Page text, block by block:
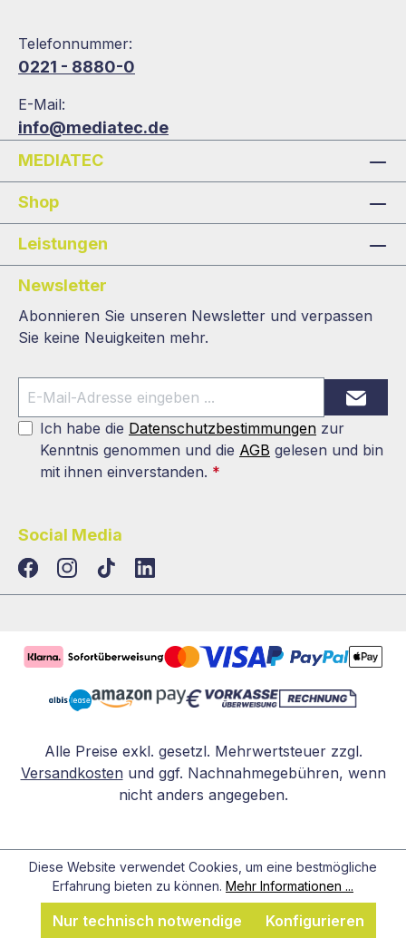
Telefonnummer:
0221 - 8880-0
E-Mail:
info@mediatec.de
MEDIATEC
Shop
Leistungen
Newsletter
Abonnieren Sie unseren Newsletter und verpassen
Sie keine Neuigkeiten mehr.
Ich habe die Datenschutzbestimmungen zur
Kenntnis genommen und die AGB gelesen und bin
mit ihnen einverstanden. *
Social Media
TikTokLinkedIn
Alle Preise exkl. gesetzl. Mehrwertsteuer zzgl.
Versandkosten und ggf. Nachnahmegebühren, wenn
nicht anders angegeben.
Diese Website verwendet Cookies, um eine bestmögliche
Erfahrung bieten zu können. Mehr Informationen ...
Nur technisch notwendige Konfigurieren